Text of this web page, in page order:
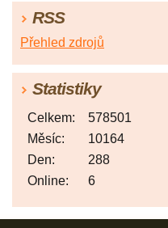
RSS
Přehled zdrojů
Statistiky
Online: 6
Celkem:
578501
Měsíc:
10164
Den:
288